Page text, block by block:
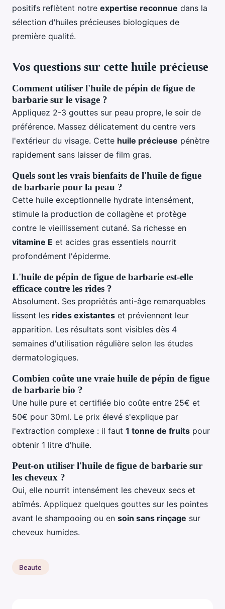
positifs reflètent notre expertise reconnue dans la
sélection d'huiles précieuses biologiques de
première qualité.
Vos questions sur cette huile précieuse
Comment utiliser l'huile de pépin de figue de
barbarie sur le visage ?
Appliquez 2-3 gouttes sur peau propre, le soir de
préférence. Massez délicatement du centre vers
l'extérieur du visage. Cette huile précieuse pénètre
rapidement sans laisser de film gras.
Quels sont les vrais bienfaits de l'huile de figue
de barbarie pour la peau ?
Cette huile exceptionnelle hydrate intensément,
stimule la production de collagène et protège
contre le vieillissement cutané. Sa richesse en
vitamine E et acides gras essentiels nourrit
profondément l'épiderme.
L'huile de pépin de figue de barbarie est-elle
efficace contre les rides ?
Absolument. Ses propriétés anti-âge remarquables
lissent les rides existantes et préviennent leur
apparition. Les résultats sont visibles dès 4
semaines d'utilisation régulière selon les études
dermatologiques.
Combien coûte une vraie huile de pépin de figue
de barbarie bio ?
Une huile pure et certifiée bio coûte entre 25€ et
50€ pour 30ml. Le prix élevé s'explique par
l'extraction complexe : il faut 1 tonne de fruits pour
obtenir 1 litre d'huile.
Peut-on utiliser l'huile de figue de barbarie sur
les cheveux ?
Oui, elle nourrit intensément les cheveux secs et
abîmés. Appliquez quelques gouttes sur les pointes
avant le shampooing ou en soin sans rinçage sur
cheveux humides.
Beaute